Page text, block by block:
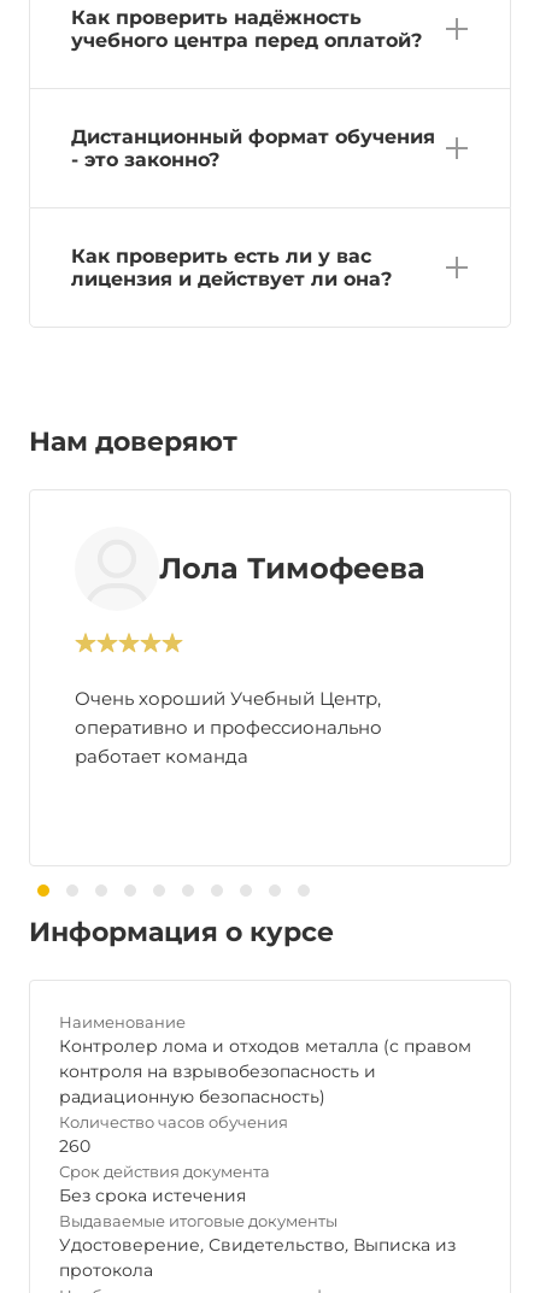
Как проверить надёжность
учебного центра перед оплатой?
Дистанционный формат обучения
- это законно?
Как проверить есть ли у вас
лицензия и действует ли она?
Нам доверяют
Лола Тимофеева
Очень хороший Учебный Центр,
оперативно и профессионально
работает команда
Информация о курсе
Наименование
Контролер лома и отходов металла (с правом
контроля на взрывобезопасность и
радиационную безопасность)
Количество часов обучения
260
Срок действия документа
Без срока истечения
Выдаваемые итоговые документы
Удостоверение, Свидетельство, Выписка из
протокола